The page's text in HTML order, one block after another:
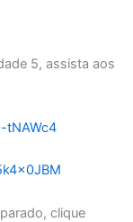
5, assista aos
tNAWc4
clique